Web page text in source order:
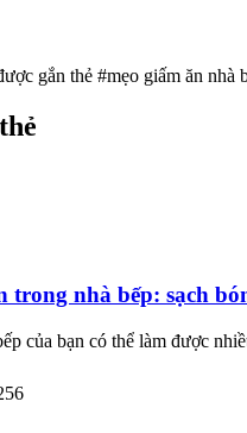
gắn thẻ #mẹo giấm ăn nhà
trong nhà bếp: sạch
của bạn có thể làm được